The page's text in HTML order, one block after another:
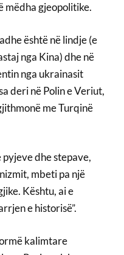
mëdha gjeopolitike.
është në lindje (e
nga Kina) dhe në
nga ukrainasit
deri në Polin e Veriut,
me Turqinë
pyjeve dhe stepave,
mbeti pa një
Kështu, ai e
e historisë”.
kalimtare